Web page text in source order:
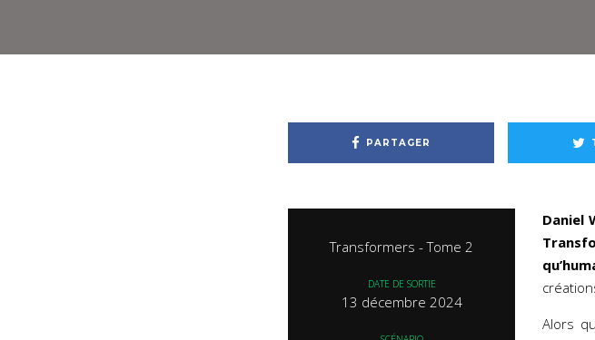
PARTAGER
Transformers - Tome 2
DATE DE SORTIE
13 décembre 2024
Daniel
Alors